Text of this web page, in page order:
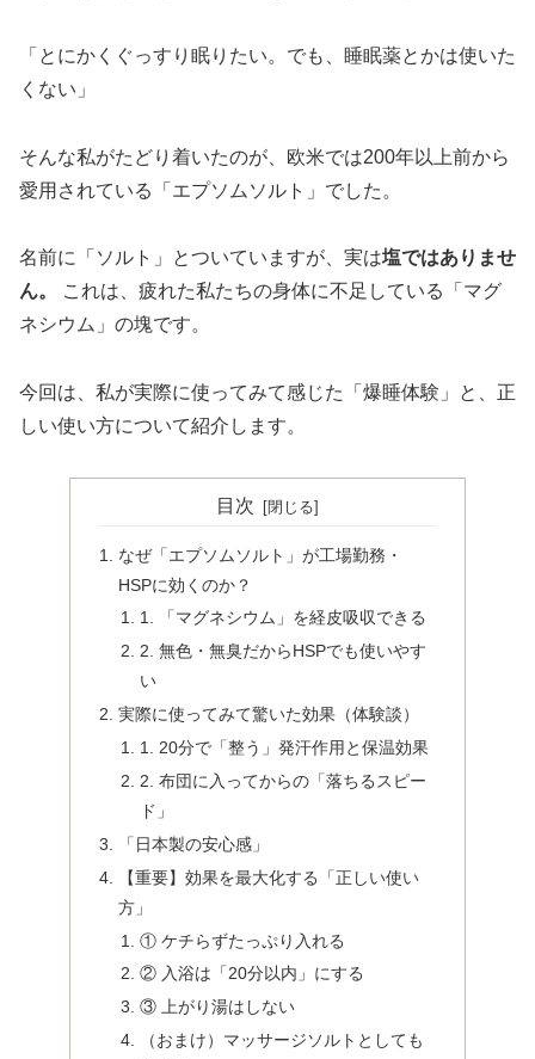
「とにかくぐっすり眠りたい。でも、睡眠薬とかは使いた
くない」
そんな私がたどり着いたのが、欧米では200年以上前から
愛用されている「エプソムソルト」でした。
名前に「ソルト」とついていますが、実は塩ではありませ
ん。
これは、疲れた私たちの身体に不足している「マグ
ネシウム」の塊です。
今回は、私が実際に使ってみて感じた「爆睡体験」と、正
しい使い方について紹介します。
目次
なぜ「エプソムソルト」が工場勤務・
HSPに効くのか？
1. 「マグネシウム」を経皮吸収できる
2. 無色・無臭だからHSPでも使いやす
い
実際に使ってみて驚いた効果（体験談）
1. 20分で「整う」発汗作用と保温効果
2. 布団に入ってからの「落ちるスピー
ド」
「日本製の安心感」
【重要】効果を最大化する「正しい使い
方」
① ケチらずたっぷり入れる
② 入浴は「20分以内」にする
③ 上がり湯はしない
（おまけ）マッサージソルトとしても